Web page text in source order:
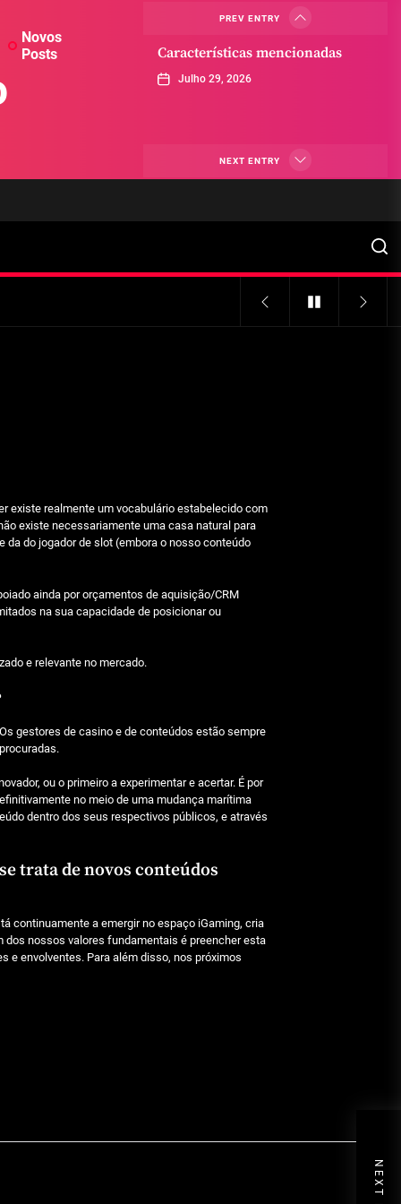
Novos
Posts
PREV ENTRY
Características mencionadas
Julho 29, 2026
Máquinas de jogo online
Tiki Tumble são grandes
Características mencionadas
Julho 29, 2026
Máquinas de jogo online
Tiki Tumble são grandes
Julho 29, 2026
Beetlejuice e espectáculos
NEXT ENTRY
existe realmente um vocabulário estabelecido com
existe necessariamente uma casa natural para
do jogador de slot (embora o nosso conteúdo
ainda por orçamentos de aquisição/CRM
na sua capacidade de posicionar ou
e relevante no mercado.
gestores de casino e de conteúdos estão sempre
ou o primeiro a experimentar e acertar. É por
no meio de uma mudança marítima
dentro dos seus respectivos públicos, e através
trata de novos conteúdos
continuamente a emergir no espaço iGaming, cria
dos nossos valores fundamentais é preencher esta
e envolventes. Para além disso, nos próximos